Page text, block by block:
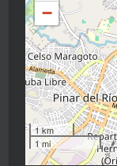
−
1 km
1 mi